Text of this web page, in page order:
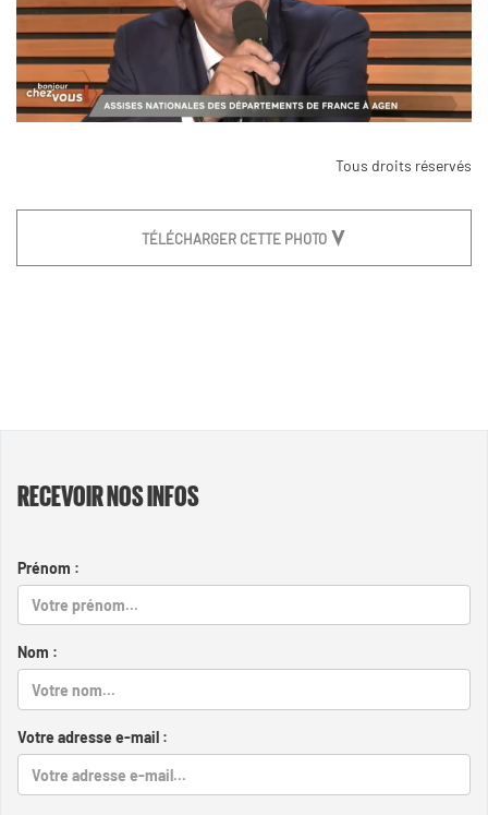
Tous droits réservés
TÉLÉCHARGER CETTE PHOTO
RECEVOIR NOS INFOS
Prénom :
Nom :
Votre adresse e-mail :